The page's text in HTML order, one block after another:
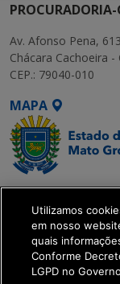
Av. Afonso Pena,
Chácara Cachoeira
CEP.: 79040-010
MAPA
SETDIG |
Executiva de
Transformação
get_footer();
Utilizamos
em nosso
quais
Conforme
LGPD no